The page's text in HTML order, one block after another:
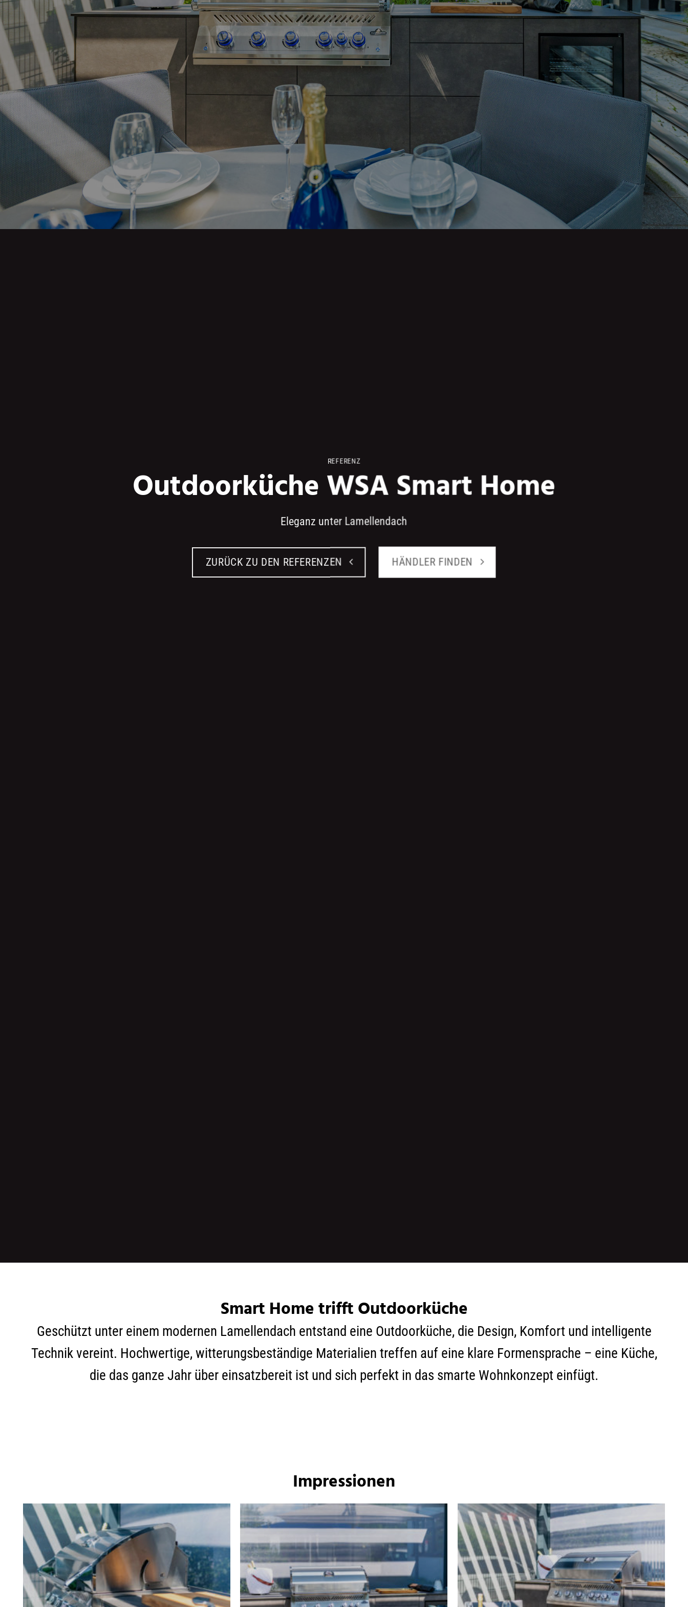
REFERENZ
Outdoorküche WSA Smart Home
Eleganz unter Lamellendach
ZURÜCK ZU DEN REFERENZEN HÄNDLER FINDEN
Smart Home trifft Outdoorküche
Geschützt unter einem modernen Lamellendach entstand eine Outdoorküche, die Design, Komfort und intelligente
Technik vereint. Hochwertige, witterungsbeständige Materialien treffen auf eine klare Formensprache – eine Küche,
die das ganze Jahr über einsatzbereit ist und sich perfekt in das smarte Wohnkonzept einfügt.
Impressionen